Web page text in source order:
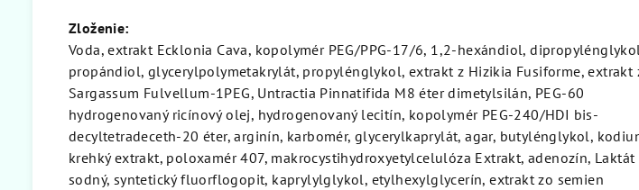
Zloženie:
Voda, extrakt Ecklonia Cava, kopolymér PEG/PPG-17/6, 1,2-hexándiol,
propándiol, glycerylpolymetakrylát, propylénglykol, extrakt z Hizikia Fusiforme, extrakt
Sargassum Fulvellum-1PEG, Untractia Pinnatifida M8 éter dimetylsilán, PEG-60
hydrogenovaný ricínový olej, hydrogenovaný lecitín, kopolymér PEG-240/HDI bis-
decyltetradeceth-20 éter, arginín, karbomér, glycerylkaprylát, agar, butylénglykol,
krehký extrakt, poloxamér 407, makrocystihydroxyetylcelulóza Extrakt, adenozín, Laktát
sodný, syntetický fluorflogopit, kaprylylglykol, etylhexylglycerín, extrakt zo semien